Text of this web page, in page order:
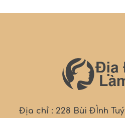
Địa chỉ : 228 Bùi ĐÌnh